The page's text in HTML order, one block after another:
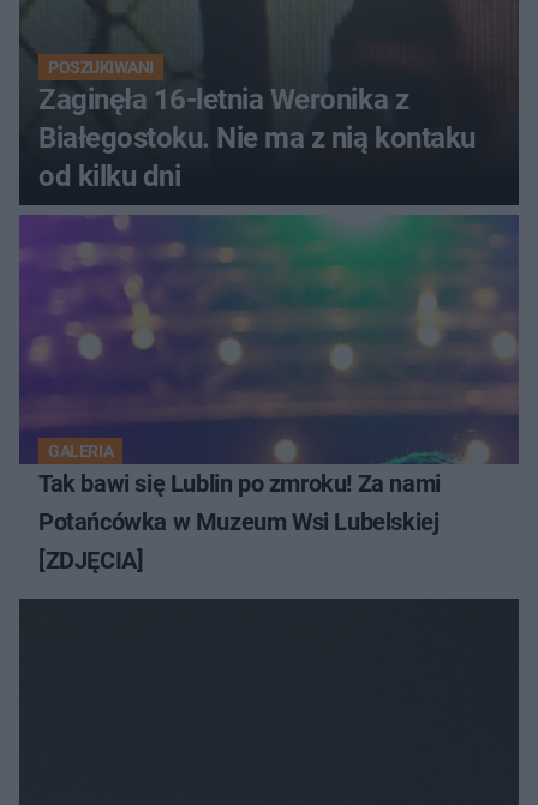
POSZUKIWANI
Zaginęła 16-letnia Weronika z
Białegostoku. Nie ma z nią kontaku
od kilku dni
GALERIA
Tak bawi się Lublin po zmroku! Za nami
Potańcówka w Muzeum Wsi Lubelskiej
[ZDJĘCIA]